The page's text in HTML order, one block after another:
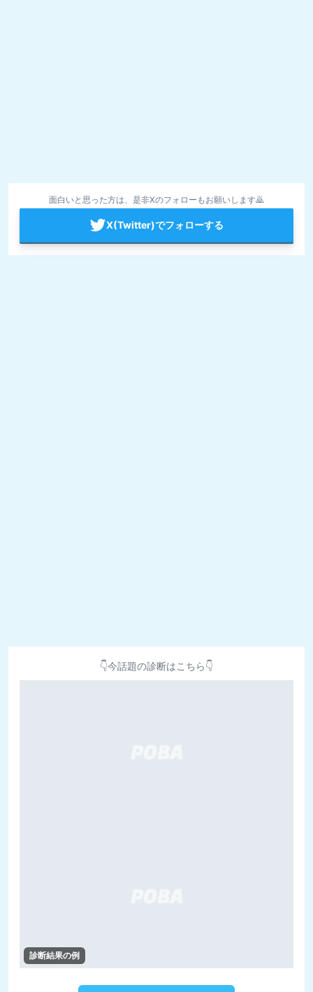
面白いと思った方は、是非Xのフォローもお願いします🙇
X(Twitter)でフォローする
👇今話題の診断はこちら👇
診断結果の例